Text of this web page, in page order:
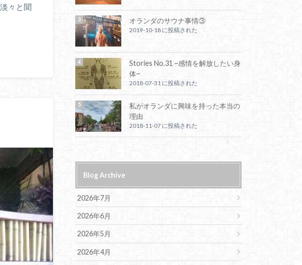
々と聞
オランダのサウナ事情③
2019-10-18 に投稿された
Stories No.31 ~感情を解放したい身
体~
2018-07-31 に投稿された
私がオランダに興味を持った本当の
理由
2018-11-07 に投稿された
Blog Archive
2026年7月
2026年6月
2026年5月
2026年4月